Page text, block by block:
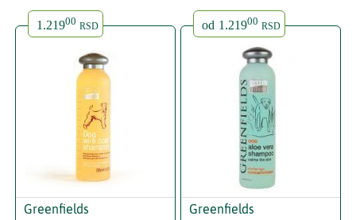
1.21900 RSD
Greenfields
od 1.21900 RSD
Greenfields